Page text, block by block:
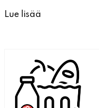
Lue lisää